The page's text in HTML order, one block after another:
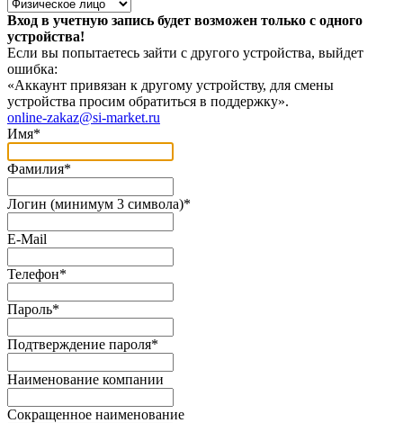
Вход в учетную запись будет возможен только с одного
устройства!
Если вы попытаетесь зайти с другого устройства, выйдет
ошибка:
«Аккаунт привязан к другому устройству, для смены
устройства просим обратиться в поддержку».
online-zakaz@si-market.ru
Имя*
Фамилия*
Логин (минимум 3 символа)*
E-Mail
Телефон*
Пароль*
Подтверждение пароля*
Наименование компании
Сокращенное наименование